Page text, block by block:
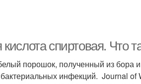
спиртовая. Что
порошок, полученный из бора
инфекций. Journal of